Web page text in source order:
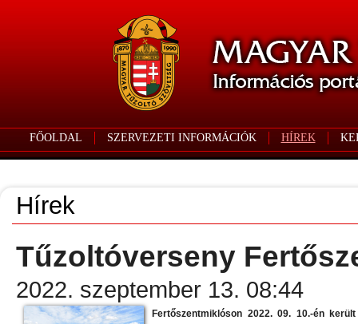
FŐOLDAL SZERVEZETI INFORMÁCIÓK HÍREK
Hírek
Tűzoltóverseny
2022. szeptember 13. 08:44
Fertőszentmiklóson 2022. 09. 10.-én